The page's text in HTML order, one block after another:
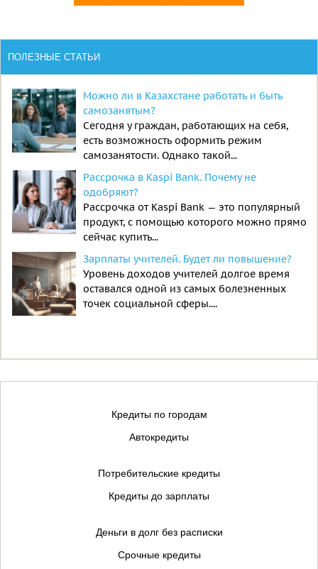
ПОЛЕЗНЫЕ СТАТЬИ
Можно ли в Казахстане работать и быть
самозанятым?
Сегодня у граждан, работающих на себя,
есть возможность оформить режим
самозанятости. Однако такой...
Рассрочка в Kaspi Bank. Почему не
одобряют?
Рассрочка от Kaspi Bank — это популярный
продукт, с помощью которого можно прямо
сейчас купить...
Зарплаты учителей. Будет ли повышение?
Уровень доходов учителей долгое время
оставался одной из самых болезненных
точек социальной сферы....
Кредиты по городам
Автокредиты
Потребительские кредиты
Кредиты до зарплаты
Деньги в долг без расписки
Срочные кредиты